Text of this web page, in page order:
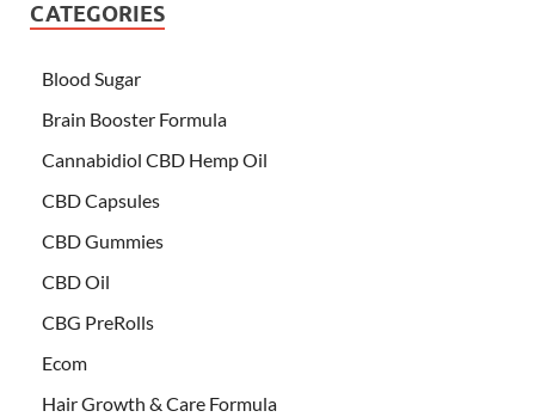
CATEGORIES
Blood Sugar
Brain Booster Formula
Cannabidiol CBD Hemp Oil
CBD Capsules
CBD Gummies
CBD Oil
CBG PreRolls
Ecom
Hair Growth & Care Formula